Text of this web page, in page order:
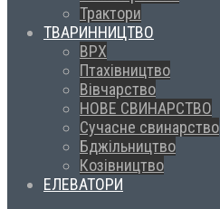
Трактори
ТВАРИННИЦТВО
ВРХ
Птахівництво
Вівчарство
НОВЕ СВИНАРСТВО
Сучасне свинарство
Бджільництво
Козівництво
ЕЛЕВАТОРИ